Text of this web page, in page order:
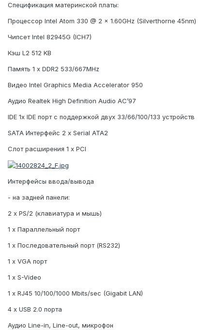
Спецификация материнской платы:
Процессор Intel Atom 330 @ 2 x 1.60GHz (Silverthorne 45nm)
Чипсет Intel 82945G (ICH7)
Кэш L2 512 KB
Память 1 x DDR2 533/667MHz
Видео Intel Graphics Media Accelerator 950
Аудио Realtek High Definition Audio AC’97
IDE 1x IDE порт с поддержкой двух 33/66/100/133 устройств
SATA Интерфейс 2 х Serial ATA2
Слот расширения 1 x PCI
Интерфейсы ввода/вывода
- на задней панели:
2 x PS/2 (клавиатура и мышь)
1 x Параллельный порт
1 x Последовательный порт (RS232)
1 x VGA порт
1 x S-Video
1 x RJ45 10/100/1000 Mbits/sec (Gigabit LAN)
4 x USB 2.0 порта
Аудио Line-in, Line-out, микрофон